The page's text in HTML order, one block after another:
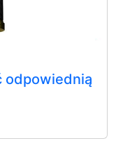
odpowiednią